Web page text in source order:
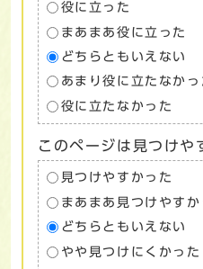
役に立った
まあまあ役に立った
どちらともいえない
あまり役に立たなかっ
役に立たなかった
このページは見つけや
見つけやすかった
まあまあ見つけやすか
どちらともいえない
やや見つけにくかった